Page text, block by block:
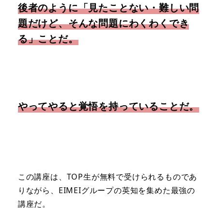
後者のように「見たことない・難しい問
題だけど、そんな問題にわくわくでき
る」ことだ。
やってやると覚悟を持っていることだ。
この講座は、TOP生が無料で受けられるものであ
りながら、EIMEIグループの英知を集めた最強の
講座だ。